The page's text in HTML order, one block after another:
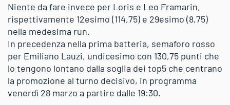
Niente da fare invece per Loris e Leo Framarin,
rispettivamente 12esimo (114,75) e 29esimo (8,75)
nella medesima run.
In precedenza nella prima batteria, semaforo rosso
per Emiliano Lauzi, undicesimo con 130,75 punti che
lo tengono lontano dalla soglia dei top5 che centrano
la promozione al turno decisivo, in programma
venerdì 28 marzo a partire dalle 19:30.